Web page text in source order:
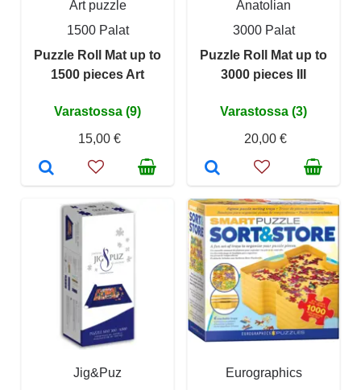
Art puzzle
1500 Palat
Puzzle Roll Mat up to
1500 pieces Art
Varastossa (9)
15,00 €
Anatolian
3000 Palat
Puzzle Roll Mat up to
3000 pieces III
Varastossa (3)
20,00 €
Jig&Puz
Eurographics